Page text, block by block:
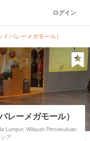
ログイン
バレーメガモール）
ーメガモール）
Lumpur, Wilayah Persekutuan
ア